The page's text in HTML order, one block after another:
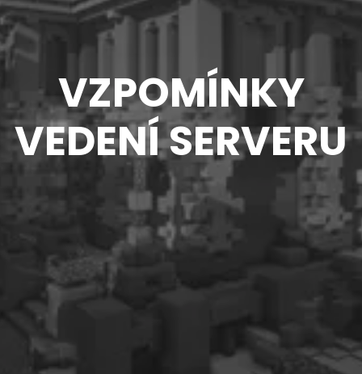
VZPOMÍNKY
VEDENÍ SERVERU